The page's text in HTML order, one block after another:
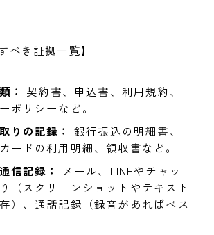
べき証拠一覧】
：
契約書、申込書、利用規約、
ポリシーなど。
りの記録：
銀行振込の明細書、
ードの利用明細、領収書など。
信記録：
メール、LINEやチャッ
（スクリーンショットやテキスト
）、通話記録（録音があればベス